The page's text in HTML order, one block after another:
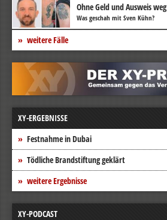
Ohne Geld und Ausweis weg
Was geschah mit Sven Kühn?
weitere Fälle
XY-ERGEBNISSE
Festnahme in Dubai
Tödliche Brandstiftung geklärt
weitere Ergebnisse
XY-PODCAST